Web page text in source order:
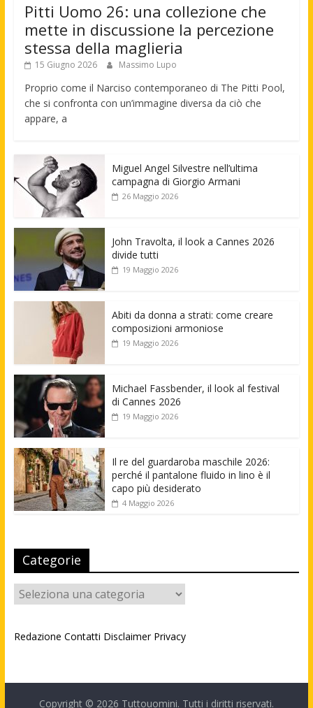
Pitti Uomo 26: una collezione che
mette in discussione la percezione
stessa della maglieria
15 Giugno 2026 Massimo Lupo
Proprio come il Narciso contemporaneo di The Pitti Pool,
che si confronta con un’immagine diversa da ciò che
appare, a
Miguel Angel Silvestre nell’ultima
campagna di Giorgio Armani
26 Maggio 2026
John Travolta, il look a Cannes 2026
divide tutti
19 Maggio 2026
Abiti da donna a strati: come creare
composizioni armoniose
19 Maggio 2026
Michael Fassbender, il look al festival
di Cannes 2026
19 Maggio 2026
Il re del guardaroba maschile 2026:
perché il pantalone fluido in lino è il
capo più desiderato
4 Maggio 2026
Categorie
Categorie
Redazione Contatti Disclaimer Privacy
Copyright © 2026 Tuttouomini. Tutti i diritti riservati.